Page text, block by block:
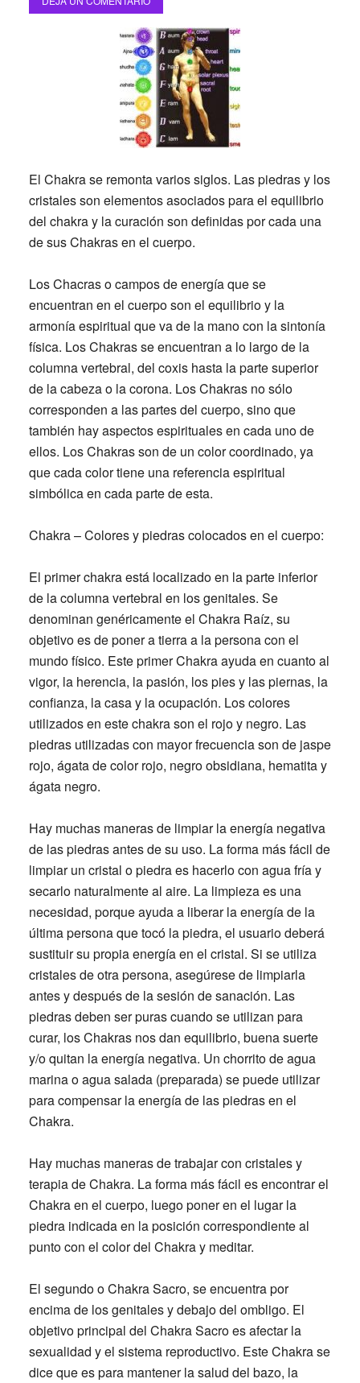
El Chakra se remonta varios siglos. Las piedras y los
cristales son elementos asociados para el equilibrio
del chakra y la curación son definidas por cada una
de sus Chakras en el cuerpo.
Los Chacras o campos de energía que se
encuentran en el cuerpo son el equilibrio y la
armonía espiritual que va de la mano con la sintonía
física. Los Chakras se encuentran a lo largo de la
columna vertebral, del coxis hasta la parte superior
de la cabeza o la corona. Los Chakras no sólo
corresponden a las partes del cuerpo, sino que
también hay aspectos espirituales en cada uno de
ellos. Los Chakras son de un color coordinado, ya
que cada color tiene una referencia espiritual
simbólica en cada parte de esta.
Chakra – Colores y piedras colocados en el cuerpo:
El primer chakra está localizado en la parte inferior
de la columna vertebral en los genitales. Se
denominan genéricamente el Chakra Raíz, su
objetivo es de poner a tierra a la persona con el
mundo físico. Este primer Chakra ayuda en cuanto al
vigor, la herencia, la pasión, los pies y las piernas, la
confianza, la casa y la ocupación. Los colores
utilizados en este chakra son el rojo y negro. Las
piedras utilizadas con mayor frecuencia son de jaspe
rojo, ágata de color rojo, negro obsidiana, hematita y
ágata negro.
Hay muchas maneras de limpiar la energía negativa
de las piedras antes de su uso. La forma más fácil de
limpiar un cristal o piedra es hacerlo con agua fría y
secarlo naturalmente al aire. La limpieza es una
necesidad, porque ayuda a liberar la energía de la
última persona que tocó la piedra, el usuario deberá
sustituir su propia energía en el cristal. Si se utiliza
cristales de otra persona, asegúrese de limpiarla
antes y después de la sesión de sanación. Las
piedras deben ser puras cuando se utilizan para
curar, los Chakras nos dan equilibrio, buena suerte
y/o quitan la energía negativa. Un chorrito de agua
marina o agua salada (preparada) se puede utilizar
para compensar la energía de las piedras en el
Chakra.
Hay muchas maneras de trabajar con cristales y
terapia de Chakra. La forma más fácil es encontrar el
Chakra en el cuerpo, luego poner en el lugar la
piedra indicada en la posición correspondiente al
punto con el color del Chakra y meditar.
El segundo o Chakra Sacro, se encuentra por
encima de los genitales y debajo del ombligo. El
objetivo principal del Chakra Sacro es afectar la
sexualidad y el sistema reproductivo. Este Chakra se
dice que es para mantener la salud del bazo, la